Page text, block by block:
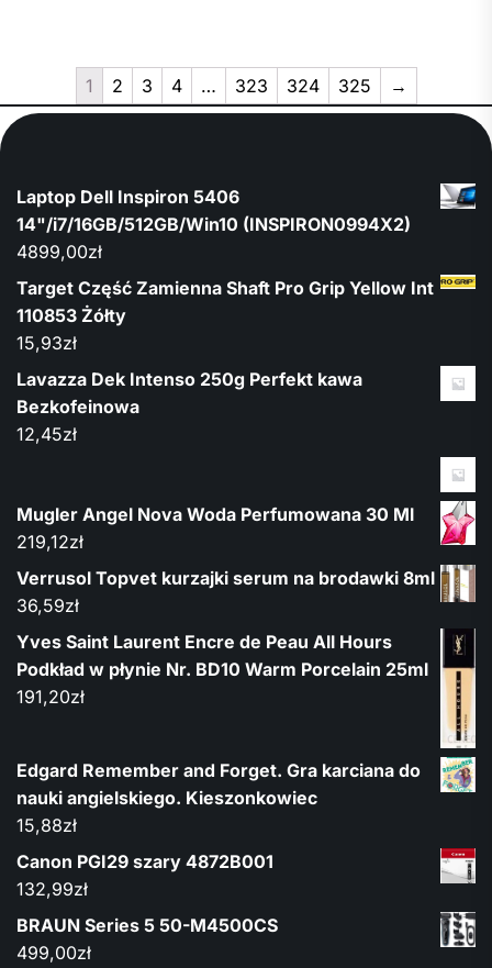
1 2 3 4 … 323 324 325 →
Laptop Dell Inspiron 5406
14"/i7/16GB/512GB/Win10 (INSPIRON0994X2)
4899,00zł
Target Część Zamienna Shaft Pro Grip Yellow Int
110853 Żółty
15,93zł
Lavazza Dek Intenso 250g Perfekt kawa
Bezkofeinowa
12,45zł
Mugler Angel Nova Woda Perfumowana 30 Ml
219,12zł
Verrusol Topvet kurzajki serum na brodawki 8ml
36,59zł
Yves Saint Laurent Encre de Peau All Hours
Podkład w płynie Nr. BD10 Warm Porcelain 25ml
191,20zł
Edgard Remember and Forget. Gra karciana do
nauki angielskiego. Kieszonkowiec
15,88zł
Canon PGI29 szary 4872B001
132,99zł
BRAUN Series 5 50-M4500CS
499,00zł